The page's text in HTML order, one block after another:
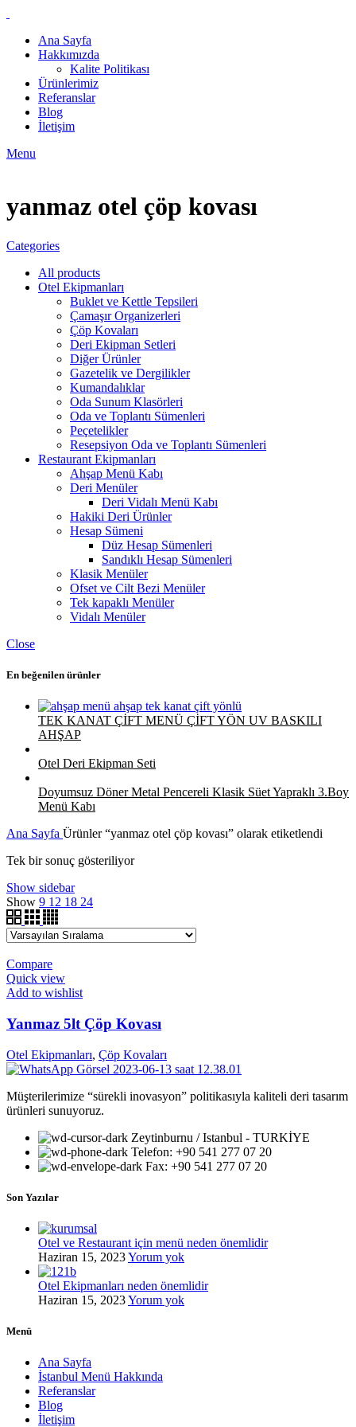
Ana Sayfa
Hakkımızda
Kalite Politikası
Ürünlerimiz
Referanslar
Blog
İletişim
Menu
yanmaz otel çöp kovası
Categories
All products
Otel Ekipmanları
Buklet ve Kettle Tepsileri
Çamaşır Organizerleri
Çöp Kovaları
Deri Ekipman Setleri
Diğer Ürünler
Gazetelik ve Dergilikler
Kumandalıklar
Oda Sunum Klasörleri
Oda ve Toplantı Sümenleri
Peçetelikler
Resepsiyon Oda ve Toplantı Sümenleri
Restaurant Ekipmanları
Ahşap Menü Kabı
Deri Menüler
Deri Vidalı Menü Kabı
Hakiki Deri Ürünler
Hesap Sümeni
Düz Hesap Sümenleri
Sandıklı Hesap Sümenleri
Klasik Menüler
Ofset ve Cilt Bezi Menüler
Tek kapaklı Menüler
Vidalı Menüler
Close
En beğenilen ürünler
TEK KANAT ÇİFT MENÜ ÇİFT YÖN UV BASKILI
AHŞAP
Otel Deri Ekipman Seti
Doyumsuz Döner Metal Pencereli Klasik Süet Yapraklı 3.Boy
Menü Kabı
Ana Sayfa Ürünler “yanmaz otel çöp kovası” olarak etiketlendi
Tek bir sonuç gösteriliyor
Show sidebar
Show 9 12 18 24
Compare
Quick view
Add to wishlist
Yanmaz 5lt Çöp Kovası
Otel Ekipmanları, Çöp Kovaları
Müşterilerimize “sürekli inovasyon” politikasıyla kaliteli deri tasarım
ürünleri sunuyoruz.
Zeytinburnu / Istanbul - TURKİYE
Telefon: +90 541 277 07 20
Fax: +90 541 277 07 20
Son Yazılar
Otel ve Restaurant için menü neden önemlidir
Haziran 15, 2023Yorum yok
Otel Ekipmanları neden önemlidir
Haziran 15, 2023Yorum yok
Menü
Ana Sayfa
İstanbul Menü Hakkında
Referanslar
Blog
İletişim